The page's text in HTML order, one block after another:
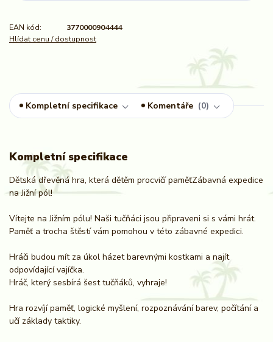
EAN kód:
3770000904444
Hlídat cenu / dostupnost
Kompletní specifikace Komentáře 0
Kompletní specifikace
Dětská dřevěná hra, která dětěm procvičí paměťZábavná expedice
na Jižní pól!
Vítejte na Jižním pólu! Naši tučňáci jsou připraveni si s vámi hrát.
Paměť a trocha štěstí vám pomohou v této zábavné expedici.
Hráči budou mít za úkol házet barevnými kostkami a najít
odpovídající vajíčka.
Hráč, který sesbírá šest tučňáků, vyhraje!
Hra rozvíjí paměť, logické myšlení, rozpoznávání barev, počítání a
učí základy taktiky.